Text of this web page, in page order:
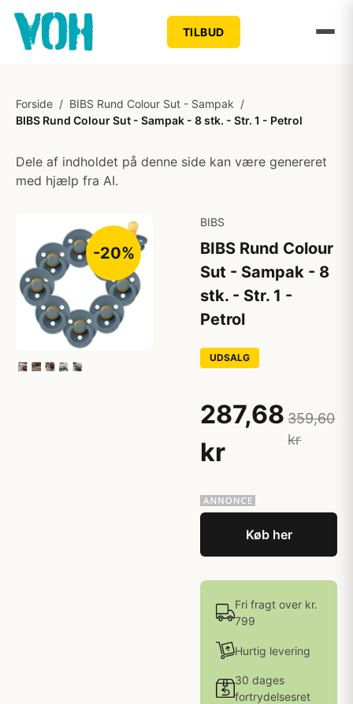
TILBUD
Forside / BIBS Rund Colour Sut - Sampak /
BIBS Rund Colour Sut - Sampak - 8 stk. - Str. 1 - Petrol
Dele af indholdet på denne side kan være genereret
med hjælp fra AI.
-20%
BIBS
BIBS Rund Colour
Sut - Sampak - 8
stk. - Str. 1 -
Petrol
UDSALG
287,68
kr
359,60
kr
Køb her
Fri fragt over kr.
799
Hurtig levering
30 dages
fortrydelsesret